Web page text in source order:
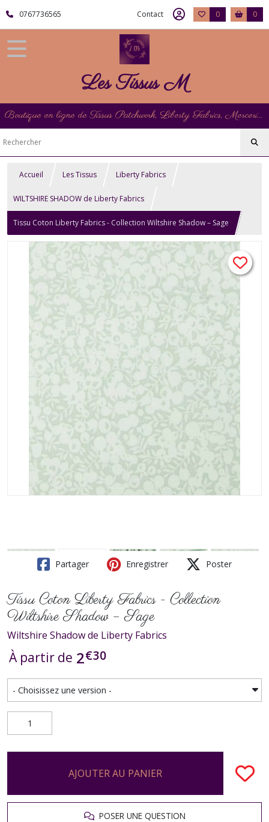
0767736565 Contact 0 0
Les Tissus M
Boutique en ligne de Tissus Patchwork, Liberty Fabrics, Mercerie et Matériel de Point de Croix
Accueil Les Tissus Liberty Fabrics
WILTSHIRE SHADOW de Liberty Fabrics
Tissu Coton Liberty Fabrics - Collection Wiltshire Shadow – Sage
Partager Enregistrer Poster
Tissu Coton Liberty Fabrics - Collection
Wiltshire Shadow – Sage
Wiltshire Shadow de Liberty Fabrics
À partir de 2€30
AJOUTER AU PANIER
POSER UNE QUESTION